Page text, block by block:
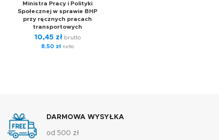
Ministra Pracy i Polityki
Społecznej w sprawie BHP
przy ręcznych pracach
transportowych
10,45 zł brutto
8,50 złnetto
DARMOWA WYSYŁKA
od 500 zł